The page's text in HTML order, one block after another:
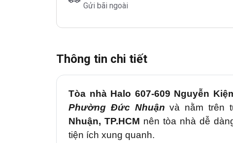
Gửi bãi ngoài
Thông tin chi tiết
Tòa nhà Halo 607-609 Nguyễn
Phường Đức Nhuận và nằm trên
Nhuận, TP.HCM nên tòa nhà dễ
tiện ích xung quanh.